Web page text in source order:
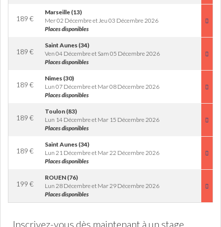
189 €
Marseille (13)
Mer 02 Décembre et Jeu 03 Décembre 2026
Places disponibles
189 €
Saint Aunes (34)
Ven 04 Décembre et Sam 05 Décembre 2026
Places disponibles
189 €
Nimes (30)
Lun 07 Décembre et Mar 08 Décembre 2026
Places disponibles
189 €
Toulon (83)
Lun 14 Décembre et Mar 15 Décembre 2026
Places disponibles
189 €
Saint Aunes (34)
Lun 21 Décembre et Mar 22 Décembre 2026
Places disponibles
199 €
ROUEN (76)
Lun 28 Décembre et Mar 29 Décembre 2026
Places disponibles
Inscrivez-vous dès maintenant à un stage